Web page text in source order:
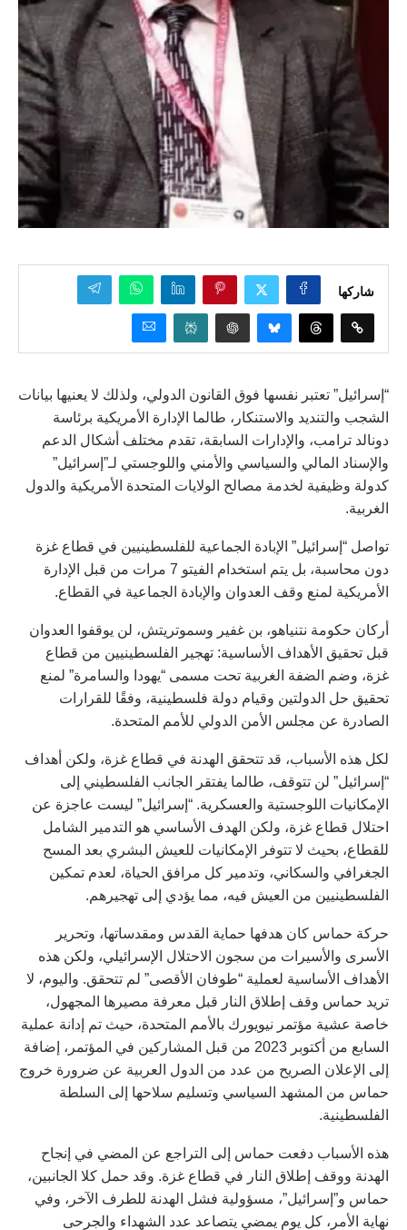
شاركها
“إسرائيل” تعتبر نفسها فوق القانون الدولي، ولذلك لا يعنيها بيانات
الشجب والتنديد والاستنكار، طالما الإدارة الأمريكية برئاسة
دونالد ترامب، والإدارات السابقة، تقدم مختلف أشكال الدعم
والإسناد المالي والسياسي والأمني واللوجستي لـ”إسرائيل”
كدولة وظيفية لخدمة مصالح الولايات المتحدة الأمريكية والدول
الغربية.
تواصل “إسرائيل” الإبادة الجماعية للفلسطينيين في قطاع غزة
دون محاسبة، بل يتم استخدام الفيتو 7 مرات من قبل الإدارة
الأمريكية لمنع وقف العدوان والإبادة الجماعية في القطاع.
أركان حكومة نتنياهو، بن غفير وسموتريتش، لن يوقفوا العدوان
قبل تحقيق الأهداف الأساسية: تهجير الفلسطينيين من قطاع
غزة، وضم الضفة الغربية تحت مسمى “يهودا والسامرة” لمنع
تحقيق حل الدولتين وقيام دولة فلسطينية، وفقًا للقرارات
الصادرة عن مجلس الأمن الدولي للأمم المتحدة.
لكل هذه الأسباب، قد تتحقق الهدنة في قطاع غزة، ولكن أهداف
“إسرائيل” لن تتوقف، طالما يفتقر الجانب الفلسطيني إلى
الإمكانيات اللوجستية والعسكرية. “إسرائيل” ليست عاجزة عن
احتلال قطاع غزة، ولكن الهدف الأساسي هو التدمير الشامل
للقطاع، بحيث لا تتوفر الإمكانيات للعيش البشري بعد المسح
الجغرافي والسكاني، وتدمير كل مرافق الحياة، لعدم تمكين
الفلسطينيين من العيش فيه، مما يؤدي إلى تهجيرهم.
حركة حماس كان هدفها حماية القدس ومقدساتها، وتحرير
الأسرى والأسيرات من سجون الاحتلال الإسرائيلي، ولكن هذه
الأهداف الأساسية لعملية “طوفان الأقصى” لم تتحقق. واليوم، لا
تريد حماس وقف إطلاق النار قبل معرفة مصيرها المجهول،
خاصة عشية مؤتمر نيويورك بالأمم المتحدة، حيث تم إدانة عملية
السابع من أكتوبر 2023 من قبل المشاركين في المؤتمر، إضافة
إلى الإعلان الصريح من عدد من الدول العربية عن ضرورة خروج
حماس من المشهد السياسي وتسليم سلاحها إلى السلطة
الفلسطينية.
هذه الأسباب دفعت حماس إلى التراجع عن المضي في إنجاح
الهدنة ووقف إطلاق النار في قطاع غزة. وقد حمل كلا الجانبين،
حماس و”إسرائيل”، مسؤولية فشل الهدنة للطرف الآخر، وفي
نهاية الأمر، كل يوم يمضي يتصاعد عدد الشهداء والجرحى